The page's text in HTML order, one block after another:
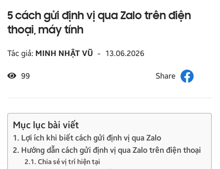
5 cách gửi định vị qua Zalo trên điện
thoại, máy tính
Tác giả: MINH NHẬT VŨ - 13.06.2026
99
Mục lục bài viết
1. Lợi ích khi biết cách gửi định vị qua Zalo
2. Hướng dẫn cách gửi định vị qua Zalo trên điện thoại
2.1. Chia sẻ vị trí hiện tại